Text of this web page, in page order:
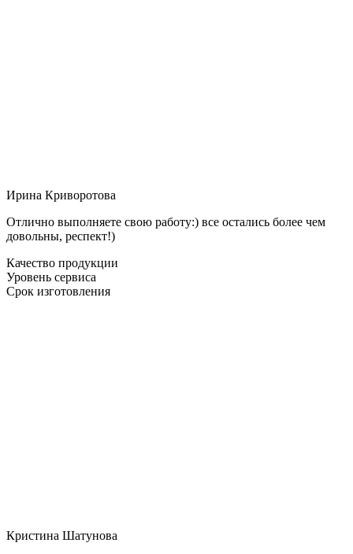
Ирина Криворотова
Отлично выполняете свою работу:) все остались более чем
довольны, респект!)
Качество продукции
Уровень сервиса
Срок изготовления
Кристина Шатунова